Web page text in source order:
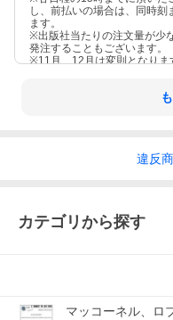
し、前払いの場合は、同時刻
ます。
※出版社当たりの注文量が少
発注することもございます。
※11月、12月は変則となりま
違反
カテゴリから探す
マッコーネル、ロ